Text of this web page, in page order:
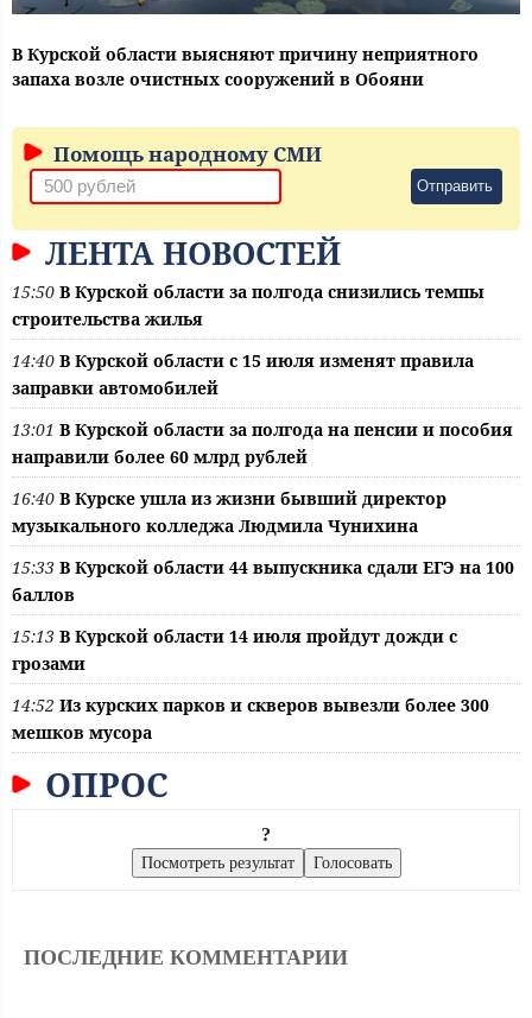
В Курской области выясняют причину неприятного
запаха возле очистных сооружений в Обояни
Помощь народному СМИ
Отправить
ЛЕНТА НОВОСТЕЙ
15:50 В Курской области за полгода снизились темпы
строительства жилья
14:40 В Курской области с 15 июля изменят правила
заправки автомобилей
13:01 В Курской области за полгода на пенсии и пособия
направили более 60 млрд рублей
16:40 В Курске ушла из жизни бывший директор
музыкального колледжа Людмила Чунихина
15:33 В Курской области 44 выпускника сдали ЕГЭ на 100
баллов
15:13 В Курской области 14 июля пройдут дожди с
грозами
14:52 Из курских парков и скверов вывезли более 300
мешков мусора
ОПРОС
?
ПОСЛЕДНИЕ КОММЕНТАРИИ